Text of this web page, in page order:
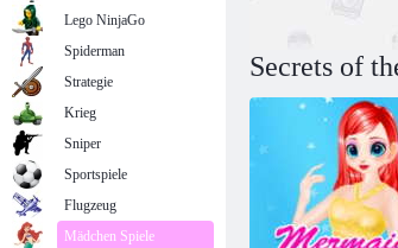
Secrets of
Lego NinjaGo
Spiderman
Strategie
Krieg
Sniper
Sportspiele
Flugzeug
Mädchen Spiele